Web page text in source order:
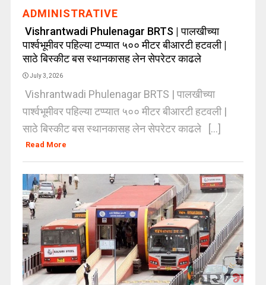
ADMINISTRATIVE
Vishrantwadi Phulenagar BRTS | पालखीच्या
पार्श्वभूमीवर पहिल्या टप्प्यात ५०० मीटर बीआरटी हटवली |
साठे बिस्कीट बस स्थानकासह लेन सेपरेटर काढले
July 3, 2026
Vishrantwadi Phulenagar BRTS | पालखीच्या
पार्श्वभूमीवर पहिल्या टप्प्यात ५०० मीटर बीआरटी हटवली |
साठे बिस्कीट बस स्थानकासह लेन सेपरेटर काढले [...]
Read More